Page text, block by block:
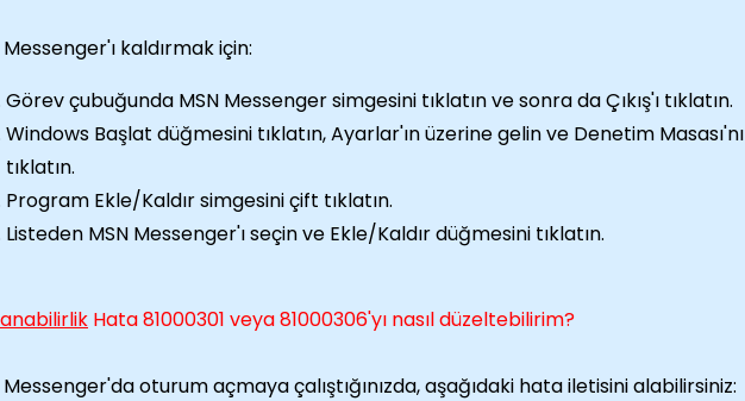
Messenger'ı kaldırmak için:
Görev çubuğunda MSN Messenger simgesini tıklatın ve sonra da Çıkış'ı tıklatın.
Windows Başlat düğmesini tıklatın, Ayarlar'ın üzerine gelin ve Denetim Masası'nı
tıklatın.
Program Ekle/Kaldır simgesini çift tıklatın.
Listeden MSN Messenger'ı seçin ve Ekle/Kaldır düğmesini tıklatın.
Hata 81000301 veya 81000306'yı nasıl düzeltebilirim?
Messenger'da oturum açmaya çalıştığınızda, aşağıdaki hata iletisini alabilirsiniz: